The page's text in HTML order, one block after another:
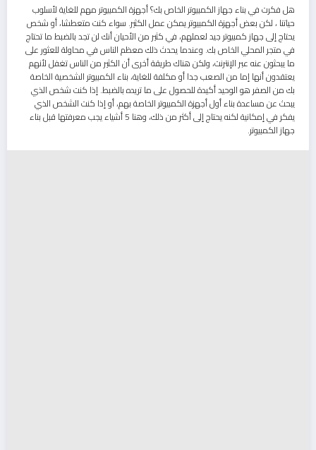
هل فكرت في بناء جهاز الكمبيوتر الخاص بك؟ أجهزة الكمبيوتر مهم للغاية لأسلوب
حياتنا ، لكن بعض أجهزة الكمبيوتر يمكن عمل الكثير. سواء كنت متعطشا، أو شخص
يحتاج إلى جهاز كمبيوتر جيد لعملهم، في كثير من الأحيان أنك لن تجد بالضبط ما تحتاج
في متجر المحلي الخاص بك. وعندما يحدث ذلك معظم الناس في محاولة للعثور على
ما يبحثون عنه عبر الإنترنت، ولكن هناك طريقة أخرى أن الكثير من الناس تغفل لأنهم
يعتقدون أنها إما من الصعب جدا أو مكلفة للغاية، بناء الكمبيوتر الشخصية الخاصة
بك من الصفر هو الوحيد أكيدة للحصول على ما تريده بالضبط. إذا كنت شخص الذي
يبحث عن مساعدة بناء أول أجهزة الكمبيوتر الخاصة بهم، أو إذا كنت الشخص الذي
يفكر في إمكانية لكنه يحتاج إلى أكثر من ذلك، وهنا 5 أشياء يجب معرفتها قبل بناء
جهاز الكمبيوتر.